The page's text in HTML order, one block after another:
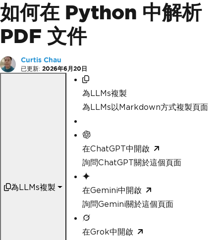
如何在 Python 中解析
PDF 文件
Curtis Chau
已更新: 2026年6月20日
為LLMs複製
為LLMs複製
為LLMs以Markdown方式複製頁面
在ChatGPT中開啟
詢問ChatGPT關於這個頁面
在Gemini中開啟
詢問Gemini關於這個頁面
在Grok中開啟